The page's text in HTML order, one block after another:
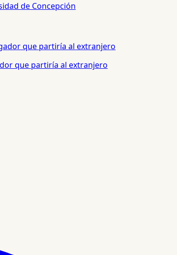
de Concepción
que partiría al extranjero